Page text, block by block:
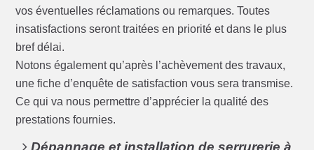
vos éventuelles réclamations ou remarques. Toutes
insatisfactions seront traitées en priorité et dans le plus
bref délai.
Notons également qu’après l’achèvement des travaux,
une fiche d’enquête de satisfaction vous sera transmise.
Ce qui va nous permettre d’apprécier la qualité des
prestations fournies.